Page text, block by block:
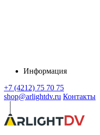
Информация
+7 (4212) 75 70 75
shop@arlightdv.ru Контакты